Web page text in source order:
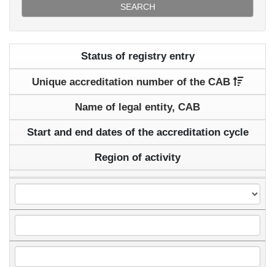
SEARCH
Status of registry entry
Unique accreditation number of the CAB
Name of legal entity, CAB
Start and end dates of the accreditation cycle
Region of activity